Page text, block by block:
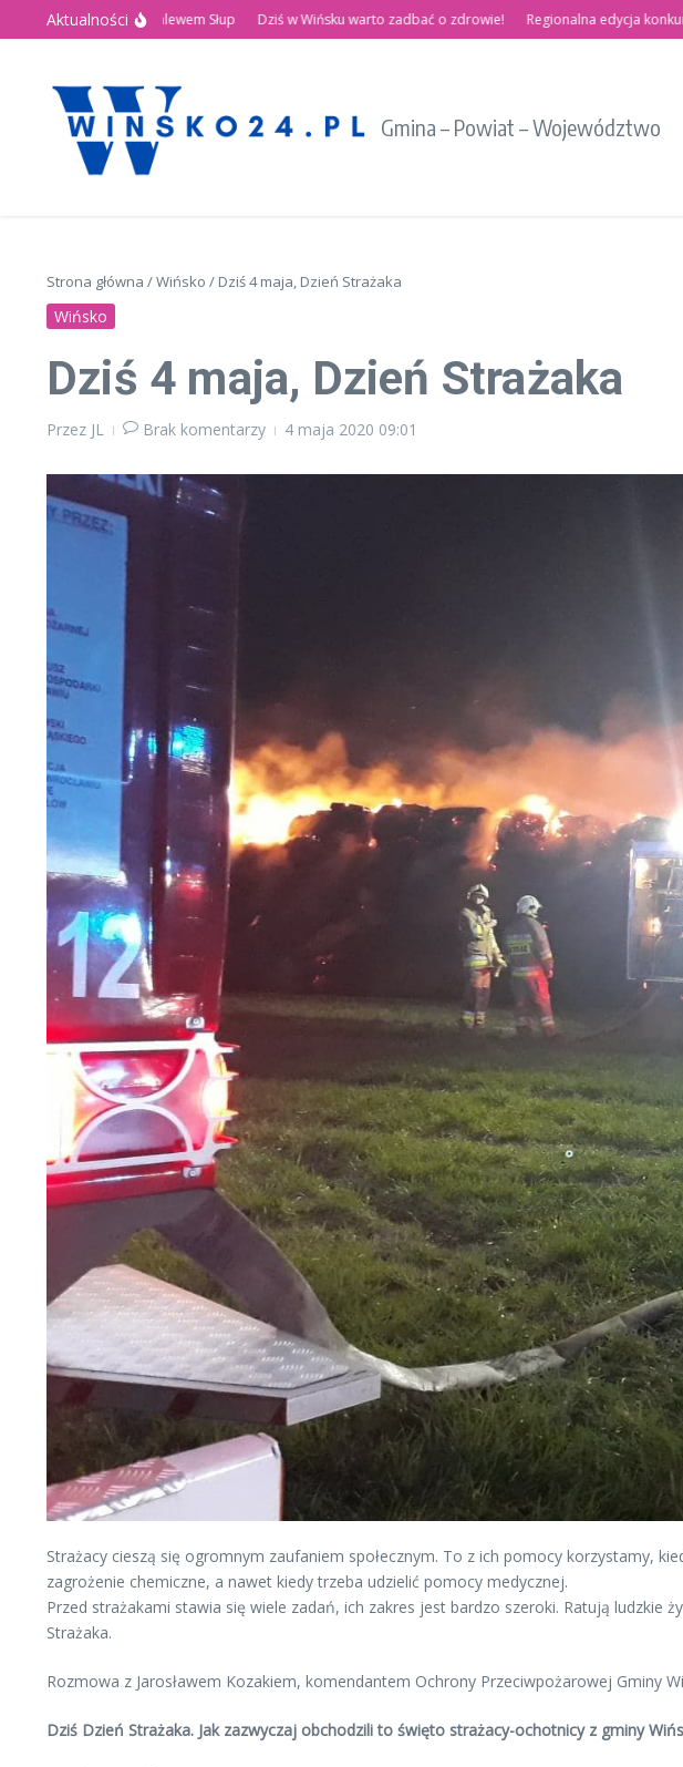
Przejdź do treści
Aktualności
Święto nad Zalewem Słup Dziś w Wińsku warto zadbać o zdrowie! Regionalna edycja konkursu
Gmina – Powiat – Województwo
Strona główna /Wińsko / Dziś 4 maja, Dzień Strażaka
Wińsko
Dziś 4 maja, Dzień Strażaka
Przez JL Brak komentarzy 4 maja 2020 09:01
Strażacy cieszą się ogromnym zaufaniem społecznym. To z ich pomocy korzystamy,
zagrożenie chemiczne, a nawet kiedy trzeba udzielić pomocy medycznej.
Przed strażakami stawia się wiele zadań, ich zakres jest bardzo szeroki. Ratują
Strażaka.
Rozmowa z Jarosławem Kozakiem, komendantem Ochrony Przeciwpożarowej Gminy
Dziś Dzień Strażaka. Jak zazwyczaj obchodzili to święto strażacy-ochotnicy z gminy